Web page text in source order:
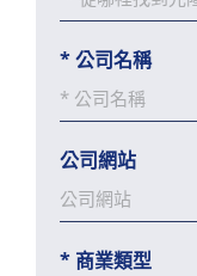
*公司名稱
公司網站
* 商業類型